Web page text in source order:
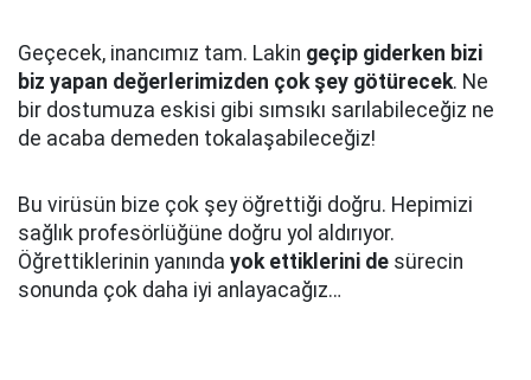
Geçecek, inancımız tam. Lakin geçip giderken bizi
biz yapan değerlerimizden çok şey götürecek. Ne
bir dostumuza eskisi gibi sımsıkı sarılabileceğiz ne
de acaba demeden tokalaşabileceğiz!
Bu virüsün bize çok şey öğrettiği doğru. Hepimizi
sağlık profesörlüğüne doğru yol aldırıyor.
Öğrettiklerinin yanında yok ettiklerini de sürecin
sonunda çok daha iyi anlayacağız…